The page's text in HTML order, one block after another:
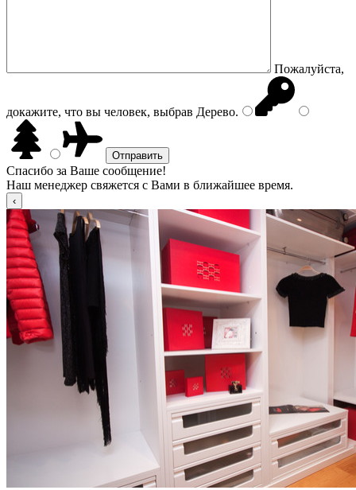
Пожалуйста,
докажите, что вы человек, выбрав Дерево.
Спасибо за Ваше сообщение!
Наш менеджер свяжется с Вами в ближайшее время.